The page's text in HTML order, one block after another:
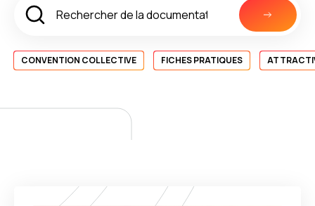
CONVENTION COLLECTIVE FICHES PRATIQUES